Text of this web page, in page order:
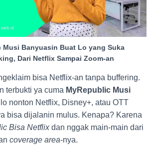
Musi Banyuasin Buat Lo yang Suka
Dari Netflix Sampai Zoom-an
bisa Netflix-an tanpa buffering.
terbukti ya cuma MyRepublic Musi
nonton Netflix, Disney+, atau OTT
bisa dijalanin mulus. Kenapa? Karena
Bisa Netflixdan nggak main-main dari
coverage area-nya.